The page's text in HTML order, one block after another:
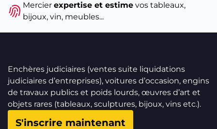
Mercier expertise et estimevos tableaux,
bijoux, vin, meubles...
Enchères judiciaires (ventes suite liquidations
judiciaires d’entreprises), voitures d’occasion, engins
de travaux publics et poids lourds, œuvres d’art et
objets rares (tableaux, sculptures, bijoux, vins etc.).
S'inscrire maintenant